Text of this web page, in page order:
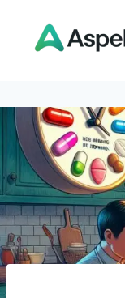
content